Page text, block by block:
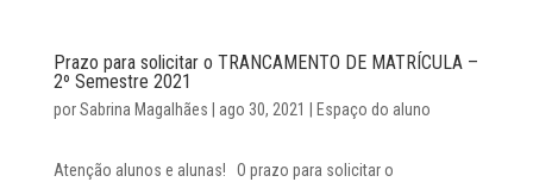
Prazo para solicitar o TRANCAMENTO DE MATRÍCULA –
2º Semestre 2021
porSabrina Magalhães ago 30, 2021 Espaço do aluno
Atenção alunos e alunas! O prazo para solicitar o